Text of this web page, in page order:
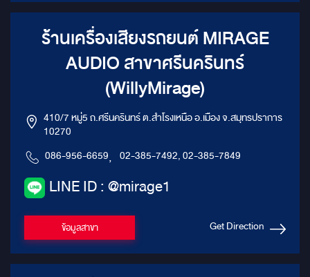
ร้านเครื่องเสียงรถยนต์ MIRAGE
AUDIO สาขาศรีนครินทร์
(WillyMirage)
410/7 หมู่5 ถ.ศรีนครินทร์ ต.สำโรงเหนือ อ.เมือง จ.สมุทรปราการ
10270
086-956-6659, 02-385-7492, 02-385-7849
LINE ID : @mirage1
ข้อมูลสาขา Get Direction